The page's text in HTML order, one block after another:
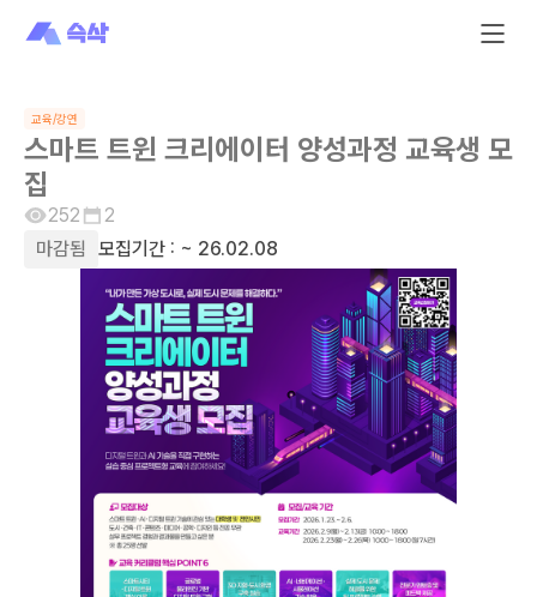
교육/강연
스마트 트윈 크리에이터 양성과정 교육생 모
집
252
2
마감됨
모집기간 : ~ 26.02.08